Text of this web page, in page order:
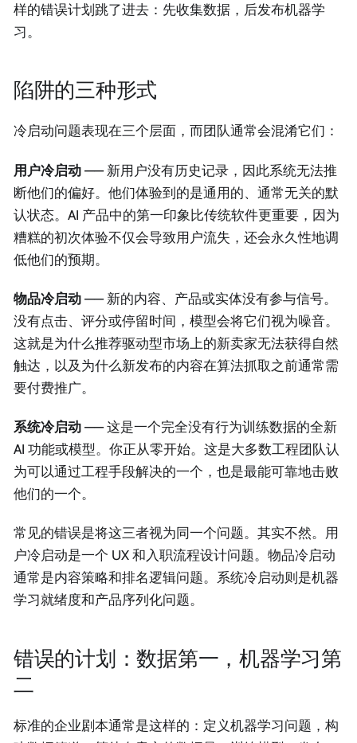
样的错误计划跳了进去：先收集数据，后发布机器学
习。
陷阱的三种形式
冷启动问题表现在三个层面，而团队通常会混淆它们：
用户冷启动 —— 新用户没有历史记录，因此系统无法推
断他们的偏好。他们体验到的是通用的、通常无关的默
认状态。AI 产品中的第一印象比传统软件更重要，因为
糟糕的初次体验不仅会导致用户流失，还会永久性地调
低他们的预期。
物品冷启动 —— 新的内容、产品或实体没有参与信号。
没有点击、评分或停留时间，模型会将它们视为噪音。
这就是为什么推荐驱动型市场上的新卖家无法获得自然
触达，以及为什么新发布的内容在算法抓取之前通常需
要付费推广。
系统冷启动 —— 这是一个完全没有行为训练数据的全新
AI 功能或模型。你正从零开始。这是大多数工程团队认
为可以通过工程手段解决的一个，也是最能可靠地击败
他们的一个。
常见的错误是将这三者视为同一个问题。其实不然。用
户冷启动是一个 UX 和入职流程设计问题。物品冷启动
通常是内容策略和排名逻辑问题。系统冷启动则是机器
学习就绪度和产品序列化问题。
错误的计划：数据第一，机器学习第
二
标准的企业剧本通常是这样的：定义机器学习问题，构